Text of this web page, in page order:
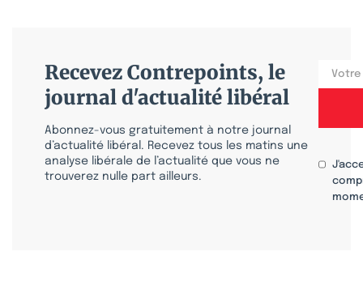
Recevez Contrepoints, le
journal d'actualité libéral
Abonnez-vous gratuitement à notre journal
d’actualité libéral. Recevez tous les matins une
analyse libérale de l’actualité que vous ne
trouverez nulle part ailleurs.